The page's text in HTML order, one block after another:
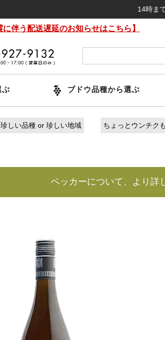
14時までのご
に伴う配送遅延のお知らせはこちら】
ぶ ブドウ品種から選ぶ
珍しい品種 or 珍しい地域 ちょっとウンチク
ベッカーについて、より詳